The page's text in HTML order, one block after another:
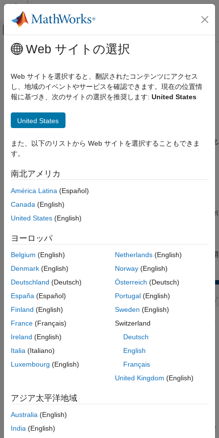
コンテンツへスキップ
オフキャンバス ナビゲーション メ
ドキュメンテーションのホーム
Simulink Control Design
線形化
項目一覧
メインコンテンツ
モデル線形化器からの線形化用の
MATLABコードの生成
このトピックでは、 モデル線形化器で線形化を行うための
プトまたは MATLAB 関数を生成できます。対話的に取得した線
MATLAB スクリプトを使用できます。線形化の構成の体系的変化
線形化のための MATLAB コードを生成するには、以下を実行し
ます。
タブで、線形化のための解析ポ
イント、操作点およびパラメーター変動を対話的に構成しま
[線形化]セクションで、
をクリックしてギャラリーを展開
します。
ギャラリーで、作成するコードのタイプに応じて次をクリッ
— 構成済みの解析ポイント、操作点お
よびパラメーター変動を使用する MATLAB スクリプト
を生成します。MATLAB コマンド ラインで同じ線形化
関数— 解析ポイント、操作点およびパラメーター
変動を入力引数として受け入れる MATLAB 関数を生成
します。異なる構成を使用して複数の線形化を行う場合
Web サイトの選択
Web サイトを選択すると、翻訳されたコンテンツにアクセス
し、地域のイベントやサービスを確認できます。現在の位置情
報に基づき、次のサイトの選択を推奨します: United States
United States
また、以下のリストから Web サイトを選択することもできま
す。
南北アメリカ
América Latina (Español)
Canada (English)
United States (English)
ヨーロッパ
Belgium (English)
Denmark (English)
Deutschland (Deutsch)
España (Español)
Finland (English)
France (Français)
Ireland (English)
Italia (Italiano)
Luxembourg (English)
Netherlands(English)
Norway(English)
Österreich (Deutsch)
Portugal(English)
Sweden (English)
Switzerland
Deutsch
English
Français
United Kingdom (English)
アジア太平洋地域
Australia (English)
India (English)